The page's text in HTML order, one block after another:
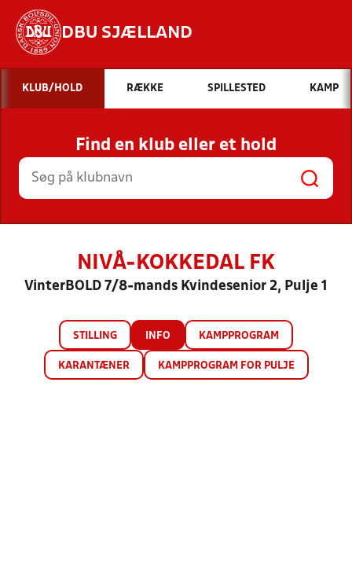
DBU SJÆLLAND
Hvad vil du søge efter?
INDHOLD OG NYHEDER
STILLINGER, RESULTATER, KLUBBER OG
HOLD
KLUB/HOLD RÆKKE SPILLESTED KAMP
Find en klub eller et hold
NIVÅ-KOKKEDAL FK
VinterBOLD 7/8-mands Kvindesenior 2, Pulje 1
STILLING INFO KAMPPROGRAM
KARANTÆNER KAMPPROGRAM FOR PULJE